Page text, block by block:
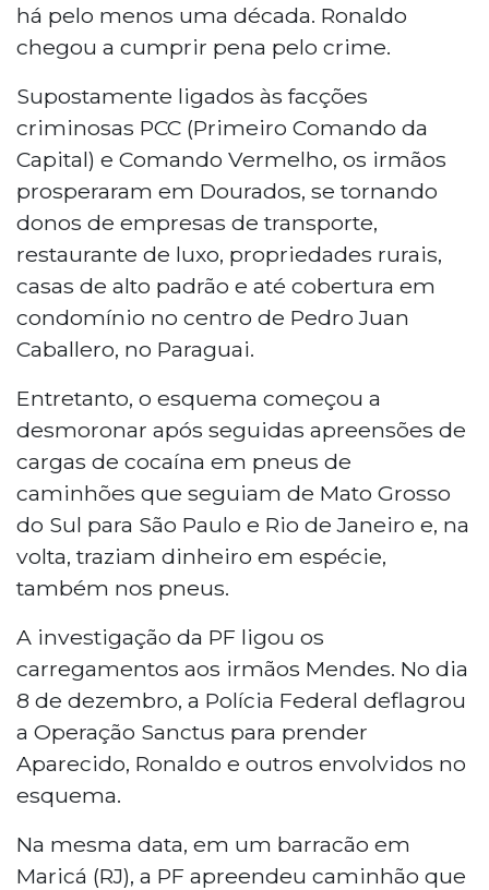
há pelo menos uma década. Ronaldo
chegou a cumprir pena pelo crime.
Supostamente ligados às facções
criminosas PCC (Primeiro Comando da
Capital) e Comando Vermelho, os irmãos
prosperaram em Dourados, se tornando
donos de empresas de transporte,
restaurante de luxo, propriedades rurais,
casas de alto padrão e até cobertura em
condomínio no centro de Pedro Juan
Caballero, no Paraguai.
Entretanto, o esquema começou a
desmoronar após seguidas apreensões de
cargas de cocaína em pneus de
caminhões que seguiam de Mato Grosso
do Sul para São Paulo e Rio de Janeiro e, na
volta, traziam dinheiro em espécie,
também nos pneus.
A investigação da PF ligou os
carregamentos aos irmãos Mendes. No dia
8 de dezembro, a Polícia Federal deflagrou
a Operação Sanctus para prender
Aparecido, Ronaldo e outros envolvidos no
esquema.
Na mesma data, em um barracão em
Maricá (RJ), a PF apreendeu caminhão que